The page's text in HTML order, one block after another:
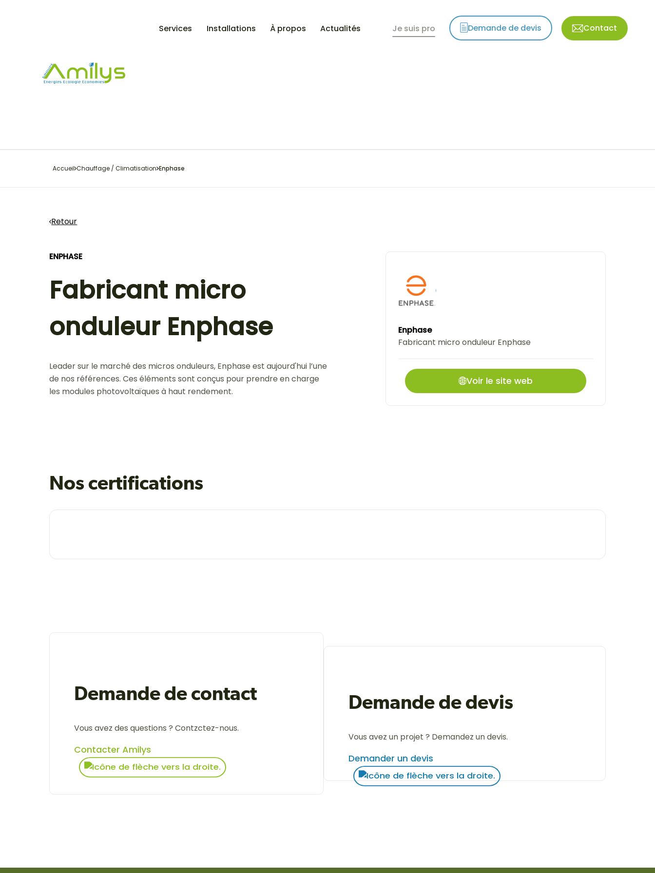
Services Installations À propos Actualités Je suis pro Demande de devis Contact
Accueil Chauffage / Climatisation Enphase
Retour
ENPHASE
Fabricant micro
onduleur Enphase
Leader sur le marché des micros onduleurs, Enphase est aujourd'hui l’une
de nos références. Ces éléments sont conçus pour prendre en charge
les modules photovoltaïques à haut rendement.
Enphase
Fabricant micro onduleur Enphase
Voir le site web
Nos certifications
Demande de contact
Vous avez des questions ? Contzctez-nous.
Contacter Amilys
Demande de devis
Vous avez un projet ? Demandez un devis.
Demander un devis